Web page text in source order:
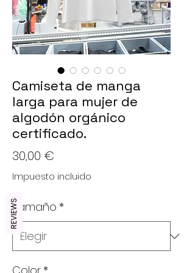
Camiseta de manga
larga para mujer de
algodón orgánico
certificado.
30,00 €
Impuesto incluido
Tamaño *
REVIEWS